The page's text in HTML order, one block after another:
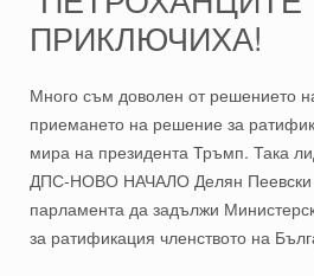
ПРИКЛЮЧИХА!
Много съм доволен от решението
приемането на решение за
мира на президента Тръмп. Така
ДПС-НОВО НАЧАЛО Делян Пеевски
парламента да задължи
за ратификация членството на